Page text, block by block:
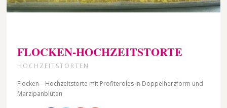
FLOCKEN-HOCHZEITSTORTE
HOCHZEITSTORTEN
Flocken – Hochzeitstorte mit Profiteroles in Doppelherzform und
Marzipanblüten